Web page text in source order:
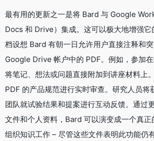
最有用的更新之一是将 Bard 与 Google
Docs 和 Drive）集成。这可以极大地增强它
档设想 Bard 有朝一日允许用户直接注释和
Google Drive 帐户中的 PDF。例如，参加
将笔记、想法或问题直接附加到讲座材料上
PDF 的产品规范进行实时审查。研究人员将
团队就试验结果和提案进行互动反馈。通过
文件和个人资料，Bard 可以演变成一个真
组织知识工作 – 尽管这些文件表明此功能仍